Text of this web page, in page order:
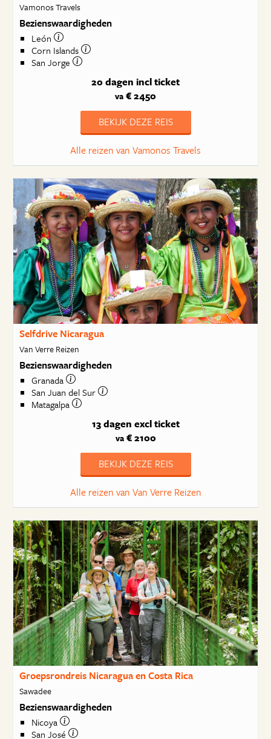
Vamonos Travels
Bezienswaardigheden
León
Corn Islands
San Jorge
20 dagen incl ticket
va € 2450
BEKIJK DEZE REIS
Alle reizen van Vamonos Travels
Selfdrive Nicaragua
Van Verre Reizen
Bezienswaardigheden
Granada
San Juan del Sur
Matagalpa
13 dagen excl ticket
va€ 2100
BEKIJK DEZE REIS
Alle reizen van Van Verre Reizen
Groepsrondreis Nicaragua en Costa Rica
Sawadee
Bezienswaardigheden
Nicoya
San José